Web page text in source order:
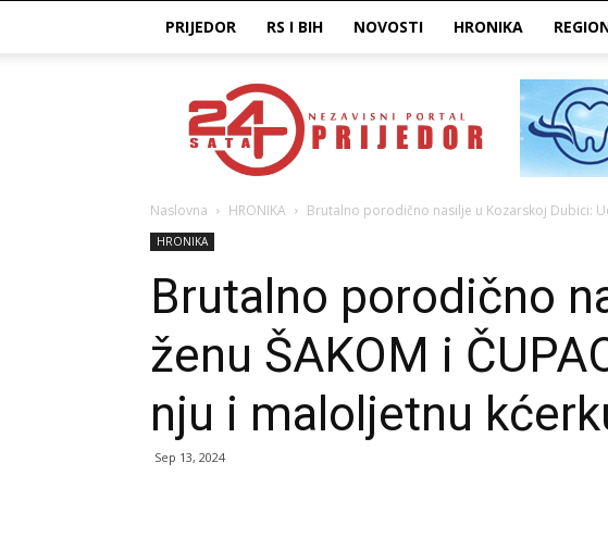
PRIJEDOR RS I BIH NOVOSTI HRONIKA
Prijedor24H
Naslovna HRONIKA Brutalno porodično nasilje u Kozarskoj Dubici:
HRONIKA
Brutalno porodično
ženu ŠAKOM i
nju i maloljetnu
Sep 13, 2024